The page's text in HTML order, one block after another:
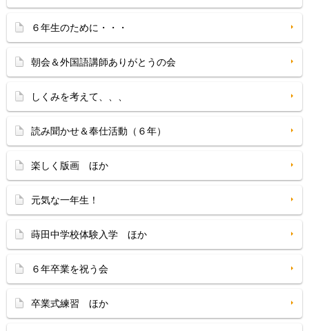
６年生のために・・・
朝会＆外国語講師ありがとうの会
しくみを考えて、、、
読み聞かせ＆奉仕活動（６年）
楽しく版画 ほか
元気な一年生！
蒔田中学校体験入学 ほか
６年卒業を祝う会
卒業式練習 ほか